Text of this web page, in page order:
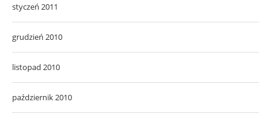
styczeń 2011
grudzień 2010
listopad 2010
październik 2010